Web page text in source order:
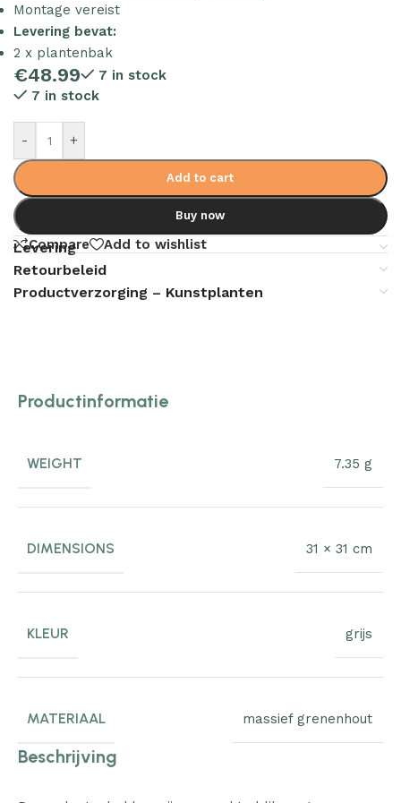
Montage vereist
Levering bevat:
2 x plantenbak
€48.99
7 in stock
7 in stock
- +
Add to cart
Buy now
Compare Add to wishlist
Levering
Retourbeleid
Productverzorging – Kunstplanten
Productinformatie
WEIGHT 7.35 g
DIMENSIONS 31 × 31 cm
KLEUR grijs
MATERIAAL massief grenenhout
Beschrijving